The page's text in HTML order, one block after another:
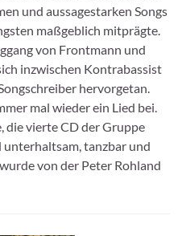
und aussagestarken Songs
maßgeblich mitprägte.
von Frontmann und
inzwischen Kontrabassist
hervorgetan.
mal wieder ein Lied bei.
die vierte CD der Gruppe
tanzbar und
von der Peter Rohland